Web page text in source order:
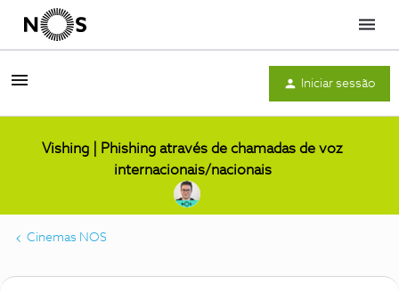
Menu
Iniciar sessão
Vishing | Phishing através de chamadas de voz
internacionais/nacionais
Cinemas NOS